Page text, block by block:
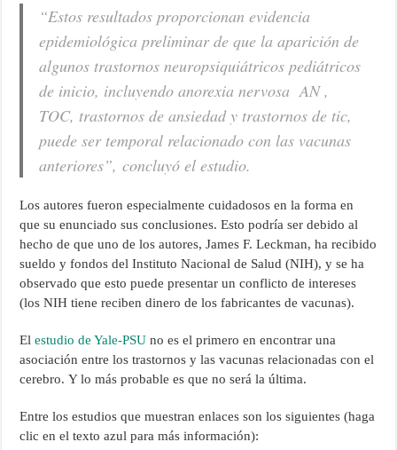
“Estos resultados proporcionan evidencia
epidemiológica preliminar de que la aparición de
algunos trastornos neuropsiquiátricos pediátricos
de inicio, incluyendoanorexia nervosaAN ,
TOC, trastornos de ansiedad y trastornos de tic,
puede ser temporal relacionado con las vacunas
anteriores”, concluyó el estudio.
Los autores fueron especialmente cuidadosos en la forma en
que su enunciado sus conclusiones. Esto podría ser debido al
hecho de que uno de los autores, James F. Leckman, ha recibido
sueldo y fondos del Instituto Nacional de Salud (NIH), y se ha
observado que esto puede presentar un conflicto de intereses
(los NIH tiene reciben dinero de los fabricantes de vacunas).
Elestudio de Yale-PSU no es el primero en encontrar una
asociación entre los trastornos y las vacunas relacionadas con el
cerebro. Y lo más probable es que no será la última.
Entre los estudios que muestran enlaces son los siguientes (haga
clic en el texto azul para más información):